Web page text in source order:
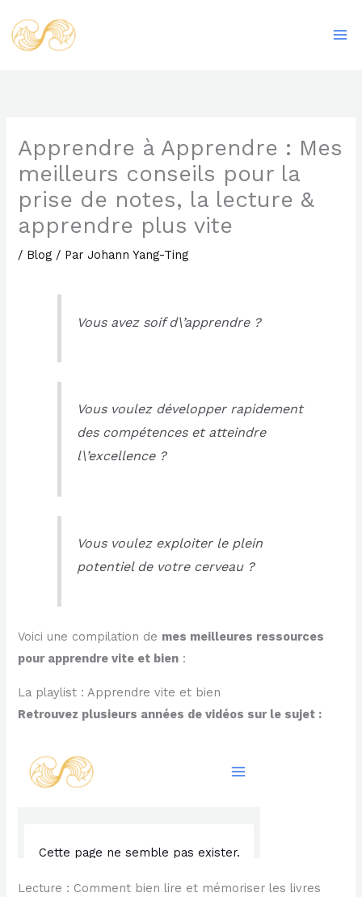
au
contenu
Apprendre à Apprendre : Mes
meilleurs conseils pour la
prise de notes, la lecture &
apprendre plus vite
/ Blog / ParJohann Yang-Ting
Vous avez soif d\’apprendre ?
Vous voulez développer rapidement
des compétences et atteindre
l\’excellence ?
Vous voulez exploiter le plein
potentiel de votre cerveau ?
Voici une compilation de mes meilleures ressources
pour apprendre vite et bien :
La playlist : Apprendre vite et bien
Retrouvez plusieurs années de vidéos sur le sujet :
Lecture : Comment bien lire et mémoriser les livres